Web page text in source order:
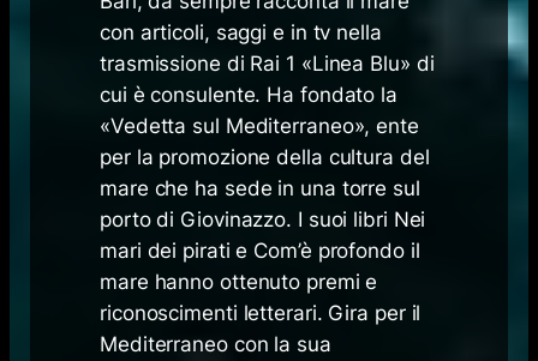
con articoli, saggi e in tv nella
trasmissione di Rai 1 «Linea Blu» di
cui è consulente. Ha fondato la
«Vedetta sul Mediterraneo», ente
per la promozione della cultura del
mare che ha sede in una torre sul
porto di Giovinazzo. I suoi libri Nei
mari dei pirati e Com’è profondo il
mare hanno ottenuto premi e
riconoscimenti letterari. Gira per il
Mediterraneo con la sua